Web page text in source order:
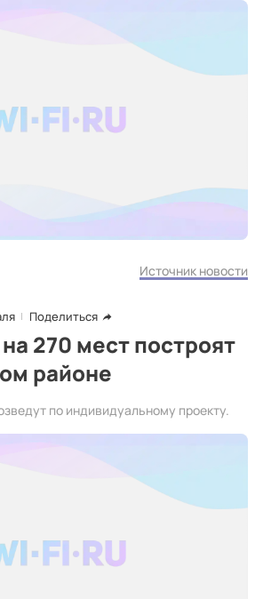
Источник новости
Поделиться
270 мест построят
районе
по индивидуальному проекту.